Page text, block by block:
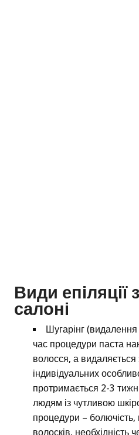
Види епіляції
салоні
Шугарінг
час процедури паста
волосся, а
індивідуальних
протримається 2-3
людям із чутливою
процедури –
волосків, необхідність